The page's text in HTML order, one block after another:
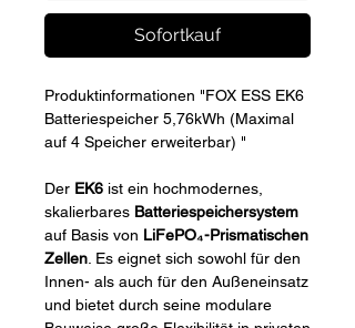
Sofortkauf
Produktinformationen "FOX ESS EK6
Batteriespeicher 5,76kWh (Maximal
auf 4 Speicher erweiterbar) "
Der EK6 ist ein hochmodernes,
skalierbares Batteriespeichersystem
auf Basis von LiFePO₄-Prismatischen
Zellen. Es eignet sich sowohl für den
Innen- als auch für den Außeneinsatz
und bietet durch seine modulare